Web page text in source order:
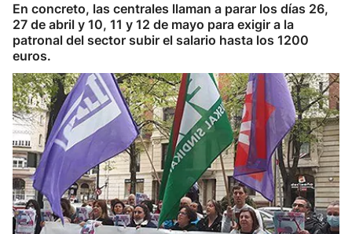
En concreto, las centrales llaman a parar los días 26,
27 de abril y 10, 11 y 12 de mayo para exigir a la
patronal del sector subir el salario hasta los 1200
euros.